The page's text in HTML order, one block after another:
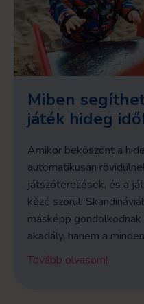
Miben
játék hideg
Amikor beköszönt a
automatikusan
játszóterezések, és a
közé szorul.
másképp
akadály, hanem a
Tovább olvasom!